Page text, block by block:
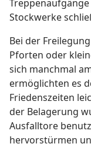
Stockwerke
Bei der
Pforten oder
sich manchmal
ermöglichten es
Friedenszeiten
der Belagerung
Ausfalltore
hervorstürmen